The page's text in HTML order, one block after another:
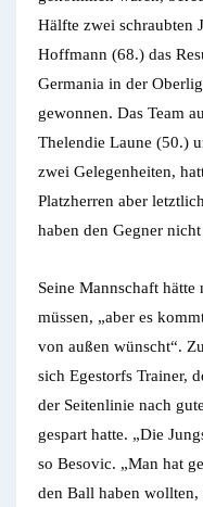
Hälfte zwei schraubten
Hoffmann (68.) das
Germania in der
gewonnen. Das Team
Thelendie Laune (50.)
zwei Gelegenheiten,
Platzherren aber
haben den Gegner
Seine Mannschaft
müssen, „aber es
von außen wünscht“.
sich Egestorfs Trainer,
der Seitenlinie nach
gespart hatte. „Die
so Besovic. „Man hat
den Ball haben wollten,